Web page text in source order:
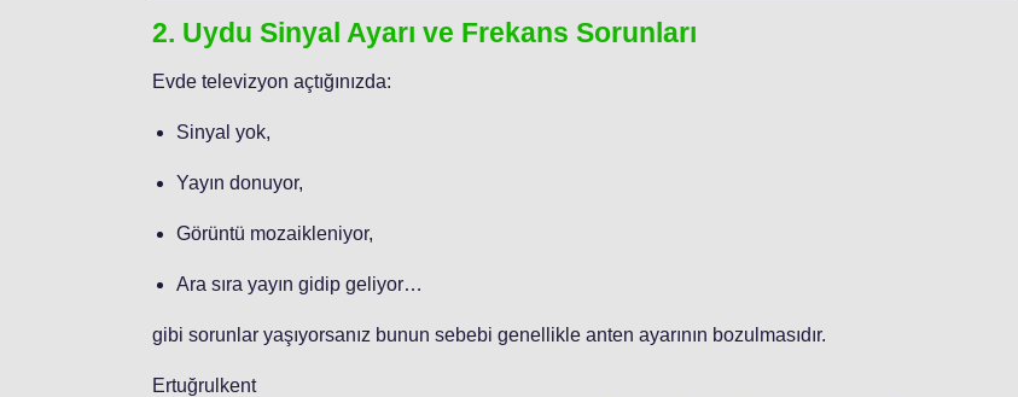
2. Uydu Sinyal Ayarı ve Frekans Sorunları
Evde televizyon açtığınızda:
Sinyal yok,
Yayın donuyor,
Görüntü mozaikleniyor,
Ara sıra yayın gidip geliyor…
gibi sorunlar yaşıyorsanız bunun sebebi genellikle anten ayarının bozulmasıdır.
Ertuğrulkent